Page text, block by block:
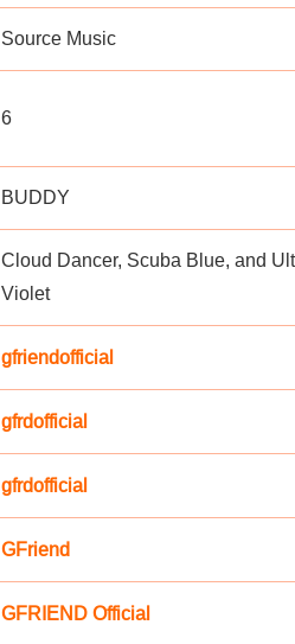
Source Music
6
BUDDY
Cloud Dancer, Scuba Blue, and
Violet
gfriendofficial
gfrdofficial
gfrdofficial
GFriend
GFRIEND Official